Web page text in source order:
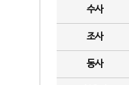
수사
조사
동사